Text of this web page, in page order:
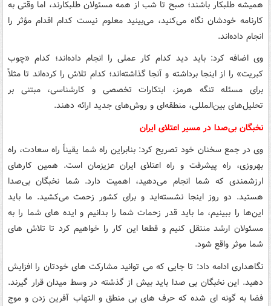
همیشه طلبکار باشند؛ صبح تا شب از همه مسئولان طلبکارند، اما وقتی به
کارنامه خودشان نگاه می‌کنید، می‌بینید معلوم نیست کدام اقدام مؤثر را
انجام داده‌اند.
وی اضافه کرد: باید دید کدام کار عملی را انجام داده‌اند؛ کدام «چوب
کبریت» را از اینجا برداشته و آنجا گذاشته‌اند؛ کدام تلاش را کرده‌اند تا مثلاً
برای مسئله تنگه هرمز، ابتکارات تخصصی و کارشناسی، مبتنی بر
تحلیل‌های بین‌المللی، منطقه‌ای و روش‌های جدید ارائه دهند.
نخبگان بی‌صدا در مسیر اعتلای ایران
وی در جمع سخنان خود تصریح کرد: بنابراین راه شما یقیناً راه سعادت، راه
بهروزی، راه پیشرفت و راه اعتلای ایران عزیزمان است. همین کارهای
ارزشمندی که شما انجام می‌دهید، اهمیت دارد. شما نخبگان بی‌صدا
هستید. دو روز اینجا نشسته‌اید و برای کشور زحمت می‌کشید. ما باید
این‌ها را ببینیم، ما باید قدر زحمات شما را بدانیم و ایده های شما را به
مسئولان ارشد منتقل کنیم و قطعا این کار را خواهیم کرد تا تلاش های
شما موثر واقع شود.
نگاهداری ادامه داد: تا جایی که می توانید مشارکت های خودتان را افزایش
دهید. این نخبگان بی صدا باید بیش از گذشته در وسط میدان قرار گیرند.
فضا به گونه ای شده که حرف های بی منطق و التهاب آفرین زدن و موج